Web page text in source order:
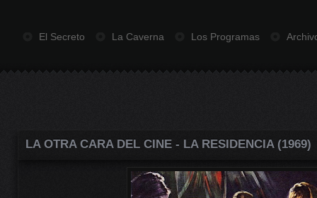
El Secreto La Caverna Los Programas
LA OTRA CARA DEL CINE - LA RESIDENCIA (1969)